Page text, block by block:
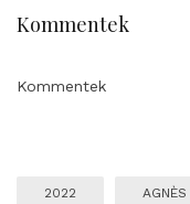
Kommentek
Kommentek
2022